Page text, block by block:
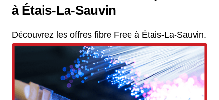
à Étais-La-Sauvin
Découvrez les offres fibre Free à Étais-La-Sauvin.